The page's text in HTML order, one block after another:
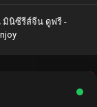
มินิซีรีส์จีน ดูฟรี -